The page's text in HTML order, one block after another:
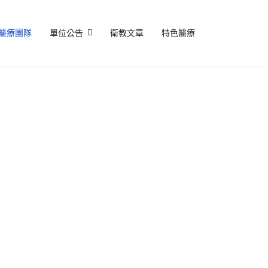
療團隊 單位公告 衛教文章 特色醫療